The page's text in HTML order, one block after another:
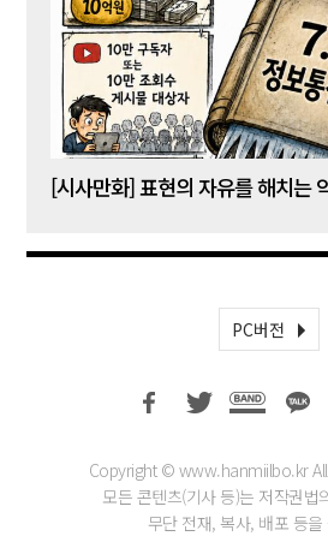
[시사만화] 표현의 자유를 해치는
PC버전
Copyright © www.hanmiilbo.kr
모든 콘텐츠(기사 등)는 저작권법
무단 전재, 복사, 배포 등을